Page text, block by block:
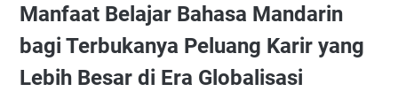
Manfaat Belajar Bahasa Mandarin
bagi Terbukanya Peluang Karir yang
Lebih Besar di Era Globalisasi